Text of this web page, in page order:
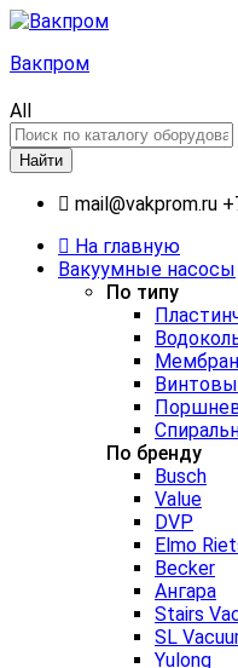
Вакпром
All
Найти
mail@vakprom.ru
На главную
Вакуумные насосы
По типу
По бренду
Busch
Value
DVP
Elmo
Becker
Ангара
Stairs
SL
Yulong